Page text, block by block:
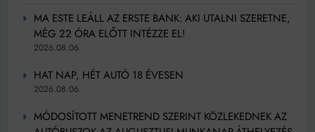
MA ESTE LEÁLL AZ ERSTE BANK: AKI UTALNI SZERETNE,
MÉG 22 ÓRA ELŐTT INTÉZZE EL!
2026.08.06.
HAT NAP, HÉT AUTÓ 18 ÉVESEN
2026.08.06.
MÓDOSÍTOTT MENETREND SZERINT KÖZLEKEDNEK AZ